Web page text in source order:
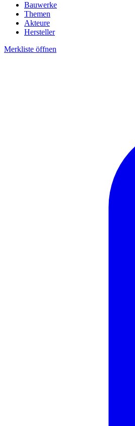
Bauwerke
Themen
Akteure
Hersteller
Merkliste öffnen